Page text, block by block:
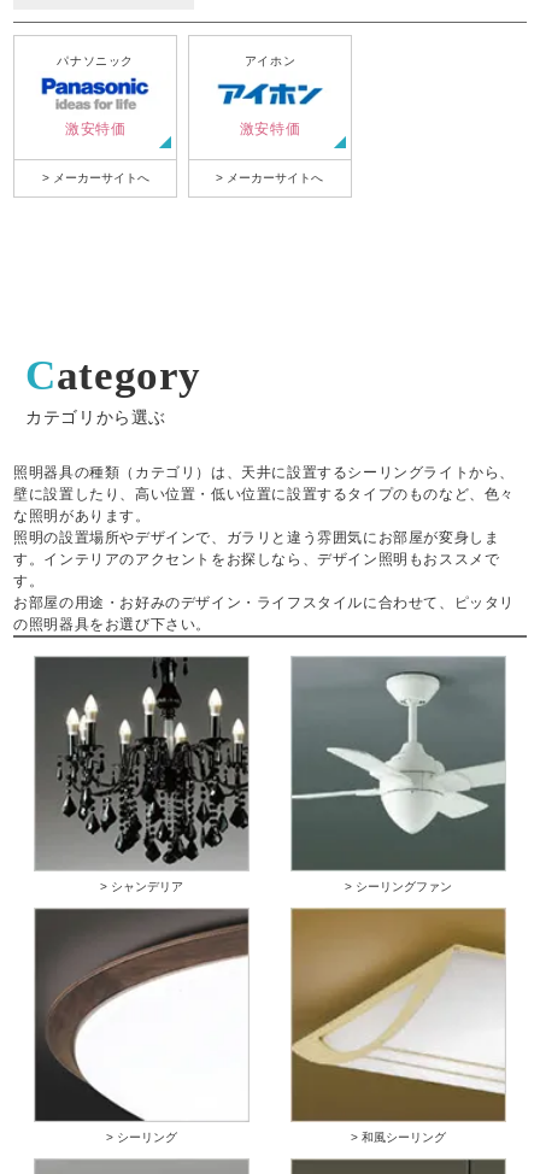
パナソニック
激安特価
> メーカーサイトへ
アイホン
激安特価
> メーカーサイトへ
Category
カテゴリから選ぶ
照明器具の種類（カテゴリ）は、天井に設置するシーリングライトから、
壁に設置したり、高い位置・低い位置に設置するタイプのものなど、色々
な照明があります。
照明の設置場所やデザインで、ガラリと違う雰囲気にお部屋が変身しま
す。インテリアのアクセントをお探しなら、デザイン照明もおススメで
す。
お部屋の用途・お好みのデザイン・ライフスタイルに合わせて、ピッタリ
の照明器具をお選び下さい。
> シャンデリア > シーリングファン
> シーリング > 和風シーリング